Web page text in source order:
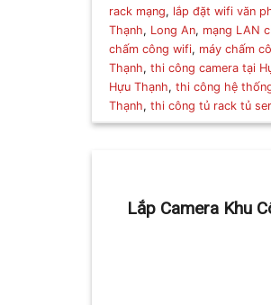
rack mạng, lắp đặt wifi văn
Thạnh, Long An, mạng LAN
chấm công wifi, máy chấm
Thạnh,thi công camera tại
Hựu Thạnh,thi công hệ
Thạnh,thi công tủ rack tủ
Lắp Camera Khu